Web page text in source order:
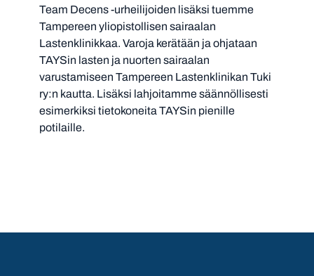
Team Decens -urheilijoiden lisäksi tuemme
Tampereen yliopistollisen sairaalan
Lastenklinikkaa. Varoja kerätään ja ohjataan
TAYSin lasten ja nuorten sairaalan
varustamiseen Tampereen Lastenklinikan Tuki
ry:n kautta. Lisäksi lahjoitamme säännöllisesti
esimerkiksi tietokoneita TAYSin pienille
potilaille.